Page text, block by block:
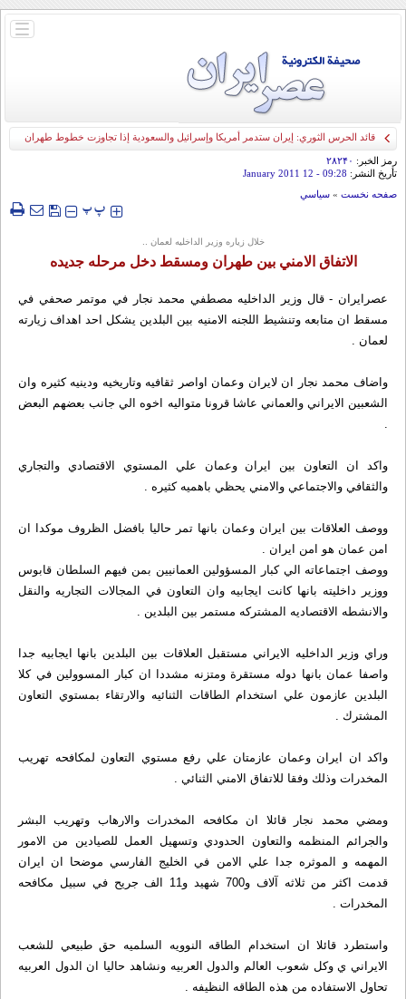
باز
قائد الحرس الثوري: إيران ستدمر أمريكا وإسرائيل والسعودية إذا تجاوزت خطوط طهران
الحمراء
رمز الخبر: ۲۸۲۴۰
تأريخ النشر: 09:28
- 12 January 2011
صفحه نخست » سياسي
‍‍‍ پپ
خلال زياره وزير الداخليه لعمان ..
الاتفاق الامني بين طهران ومسقط دخل مرحله جديده
عصرايران - قال وزير الداخليه مصطفي محمد نجار في موتمر صحفي في
مسقط ان متابعه وتنشيط اللجنه الامنيه بين البلدين يشكل احد اهداف زيارته
لعمان .
واضاف محمد نجار ان لايران وعمان اواصر ثقافيه وتاريخيه ودينيه كثيره وان
الشعبين الايراني والعماني عاشا قرونا متواليه اخوه الي جانب بعضهم البعض
.
واكد ان التعاون بين ايران وعمان علي المستوي الاقتصادي والتجاري
والثقافي والاجتماعي والامني يحظي باهميه كثيره .
ووصف العلاقات بين ايران وعمان بانها تمر حاليا بافضل الظروف موكدا ان
امن عمان هو امن ايران .
ووصف اجتماعاته الي كبار المسؤولين العمانيين بمن فيهم السلطان قابوس
ووزير داخليته بانها كانت ايجابيه وان التعاون في المجالات التجاريه والنقل
والانشطه الاقتصاديه المشتركه مستمر بين البلدين .
وراي وزير الداخليه الايراني مستقبل العلاقات بين البلدين بانها ايجابيه جدا
واصفا عمان بانها دوله مستقرة ومتزنه مشددا ان كبار المسوولين في كلا
البلدين عازمون علي استخدام الطاقات الثنائيه والارتقاء بمستوي التعاون
المشترك .
واكد ان ايران وعمان عازمتان علي رفع مستوي التعاون لمكافحه تهريب
المخدرات وذلك وفقا للاتفاق الامني الثنائي .
ومضي محمد نجار قائلا ان مكافحه المخدرات والارهاب وتهريب البشر
والجرائم المنظمه والتعاون الحدودي وتسهيل العمل للصيادين من الامور
المهمه و الموثره جدا علي الامن في الخليج الفارسي موضحا ان ايران
قدمت اكثر من ثلاثه آلاف و700 شهيد و11 الف جريح في سبيل مكافحه
المخدرات .
واستطرد قائلا ان استخدام الطاقه النوويه السلميه حق طبيعي للشعب
الايراني ي وكل شعوب العالم والدول العربيه ونشاهد حاليا ان الدول العربيه
تحاول الاستفاده من هذه الطاقه النظيفه .